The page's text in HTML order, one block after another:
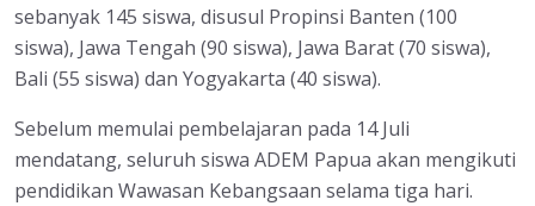
sebanyak 145 siswa, disusul Propinsi Banten (100
siswa), Jawa Tengah (90 siswa), Jawa Barat (70 siswa),
Bali (55 siswa) dan Yogyakarta (40 siswa).
Sebelum memulai pembelajaran pada 14 Juli
mendatang, seluruh siswa ADEM Papua akan mengikuti
pendidikan Wawasan Kebangsaan selama tiga hari.